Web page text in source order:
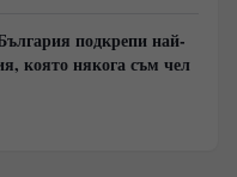
подкрепи най-
която някога съм чел